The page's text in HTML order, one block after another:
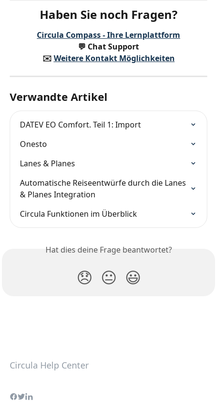
Haben Sie noch Fragen?
Circula Compass - Ihre Lernplattform
💬 Chat Support
✉️️ Weitere Kontakt Möglichkeiten
Verwandte Artikel
DATEV EO Comfort. Teil 1: Import
Onesto
Lanes & Planes
Automatische Reiseentwürfe durch die Lanes
& Planes Integration
Circula Funktionen im Überblick
Hat dies deine Frage beantwortet?
😞 😐 😃
Circula Help Center